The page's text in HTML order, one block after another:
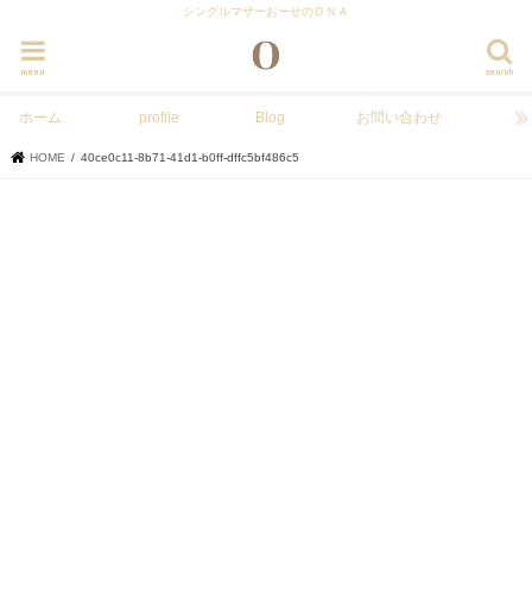
シングルマザーおーせのＤＮＡ
search
menu
ホーム profile Blog お問い合わせ
HOME 40ce0c11-8b71-41d1-b0ff-dffc5bf486c5